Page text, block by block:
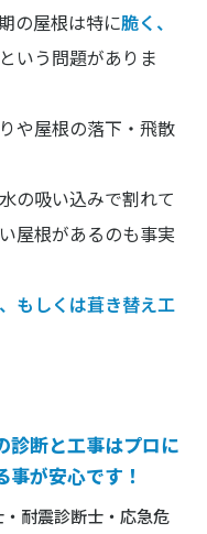
の屋根は特に脆く、
という問題がありま
や屋根の落下・飛散
の吸い込みで割れて
屋根があるのも事実
もしくは葺き替え工
診断と工事はプロに
事が安心です！
耐震診断士・応急危